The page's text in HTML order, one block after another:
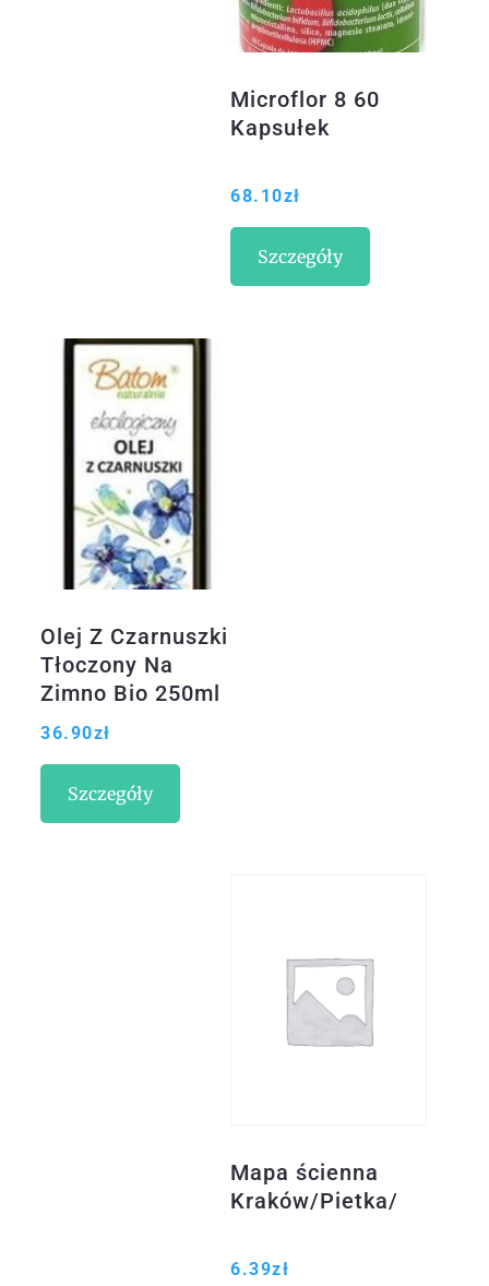
Microflor 8 60
Kapsułek
68.10zł
Szczegóły
Olej Z Czarnuszki
Tłoczony Na
Zimno Bio 250ml
Batom
36.90zł
Szczegóły
Mapa ścienna
Kraków/Pietka/
6.39zł